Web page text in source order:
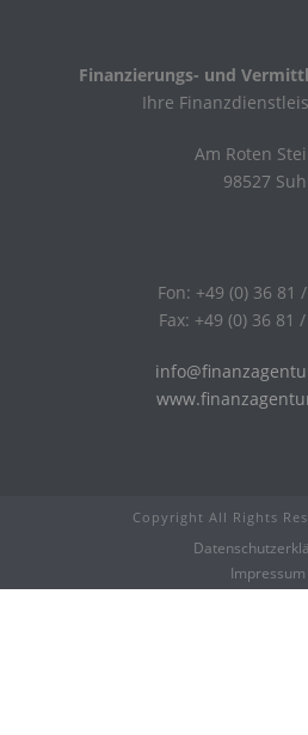
Finanzierungs- und
Ihre
Am Roten
98527 Suhl
Fon: +49 (0) 36 81
Fax: +49 (0) 36 81
Copyright All Rights
Impressum